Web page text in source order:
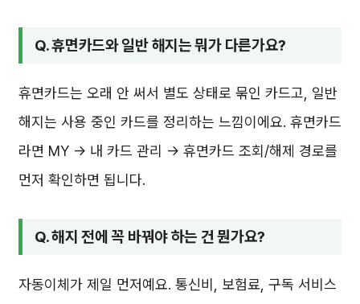
Q. 휴면카드와 일반 해지는 뭐가 다른가요?
휴면카드는 오래 안 써서 별도 상태로 묶인 카드고, 일반
해지는 사용 중인 카드를 정리하는 느낌이에요. 휴면카드
라면 MY → 내 카드 관리 → 휴면카드 조회/해제 경로를
먼저 확인하면 됩니다.
Q. 해지 전에 꼭 바꿔야 하는 건 뭔가요?
자동이체가 제일 먼저예요. 통신비, 보험료, 구독 서비스